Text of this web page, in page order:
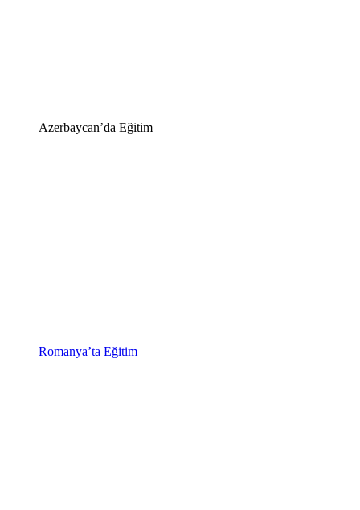
Azerbaycan’da Eğitim
Romanya’ta Eğitim